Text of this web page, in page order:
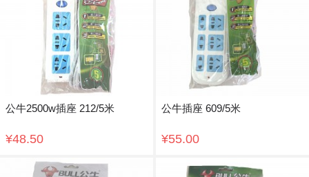
公牛2500w插座 212/5米
¥48.50
公牛插座 609/5米
¥55.00